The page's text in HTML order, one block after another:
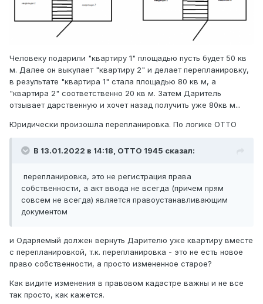
Человеку подарили "квартиру 1" площадью пусть будет 50 кв
м. Далее он выкупает "квартиру 2" и делает перепланировку,
в результате "квартира 1" стала площадью 80 кв м, а
"квартира 2" соответственно 20 кв м. Затем Даритель
отзывает дарственную и хочет назад получить уже 80кв м...
Юридически произошла перепланировка. По логике ОТТО
В 13.01.2022 в 14:18, ОТТО 1945 сказал:
перепланировка, это не регистрация права
собственности, а акт ввода не всегда (причем прям
совсем не всегда) является правоустанавливающим
документом
и Одаряемый должен вернуть Дарителю уже квартиру вместе
с перепланировкой, т.к. перепланировка - это не есть новое
право собственности, а просто измененное старое?
Как видите изменения в правовом кадастре важны и не все
так просто, как кажется.